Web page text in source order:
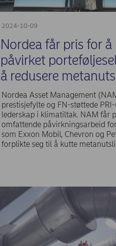
2024-10-09
Nordea får pris for å
påvirket
å redusere
Nordea Asset Management
prestisjefylte og FN-støttede
lederskap i klimatiltak. NAM får
omfattende påvirkningsarbeid
som Exxon Mobil, Chevron og
forplikte seg til å kutte